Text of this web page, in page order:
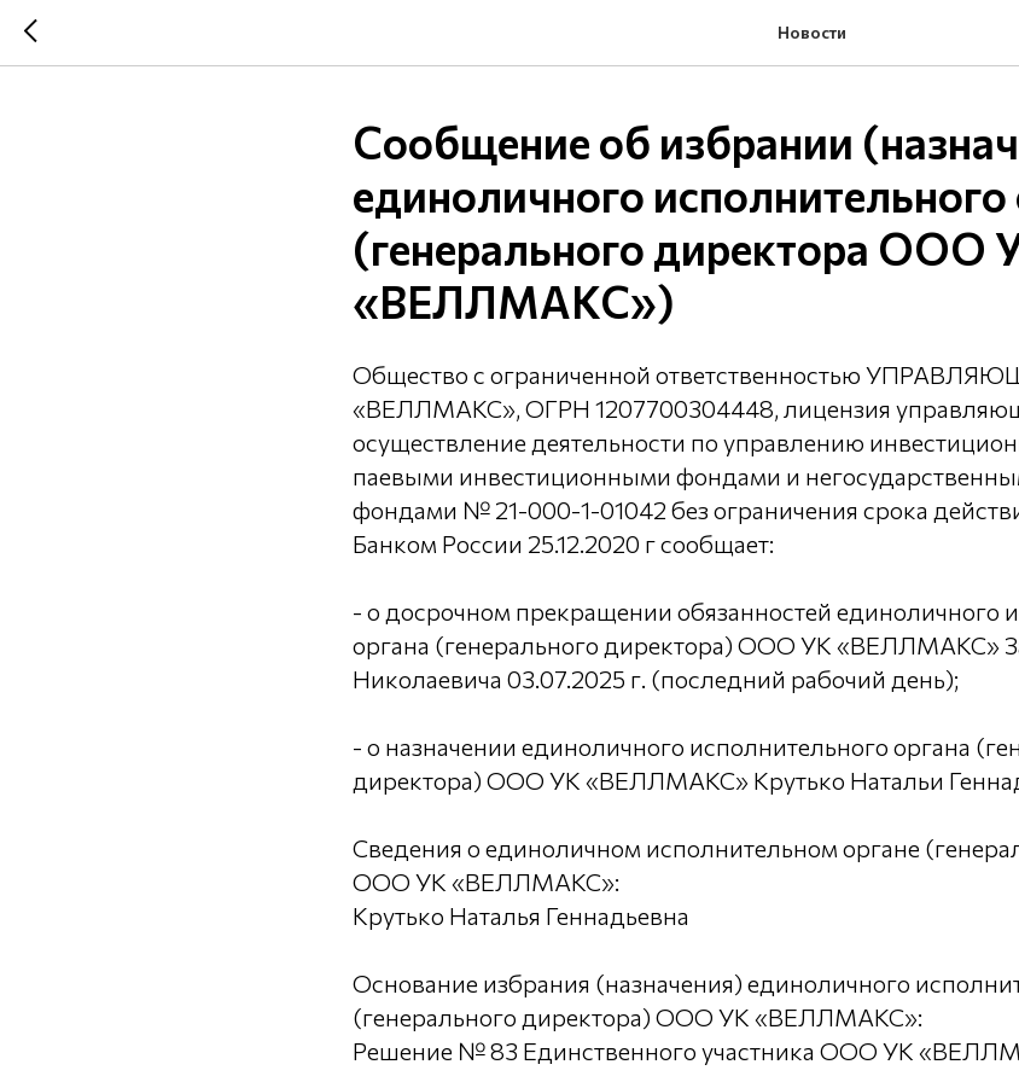
Новости
Сообщение об избрании
единоличного исполнительного
(генерального директора ООО
«ВЕЛЛМАКС»)
Общество с ограниченной ответственностью
«ВЕЛЛМАКС», ОГРН 1207700304448, лицензия
осуществление деятельности по управлению
паевыми инвестиционными фондами и
фондами № 21-000-1-01042 без ограничения срока
Банком России 25.12.2020 г сообщает:
- о досрочном прекращении обязанностей единоличного
органа (генерального директора) ООО УК «ВЕЛЛМАКС»
Николаевича 03.07.2025 г. (последний рабочий день);
- о назначении единоличного исполнительного органа
директора) ООО УК «ВЕЛЛМАКС» Крутько Натальи
Сведения о единоличном исполнительном органе
ООО УК «ВЕЛЛМАКС»:
Крутько Наталья Геннадьевна
Основание избрания (назначения) единоличного
(генерального директора) ООО УК «ВЕЛЛМАКС»:
Решение № 83 Единственного участника ООО УК